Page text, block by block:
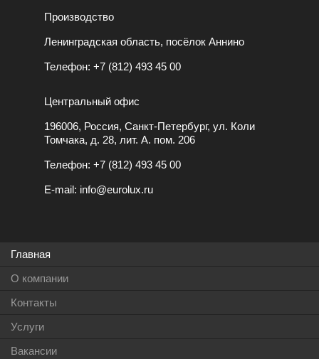
Производство
Ленинградская область, посёлок Аннино
Телефон: +7 (812) 493 45 00
Центральный офис
196006, Россия, Санкт-Петербург, ул. Коли
Томчака, д. 28, лит. А. пом. 206
Телефон: +7 (812) 493 45 00
E-mail: info@eurolux.ru
Главная
О компании
Контакты
Услуги
Вакансии